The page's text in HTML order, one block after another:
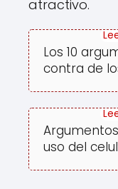
atractivo.
Los 10
contra de
uso del